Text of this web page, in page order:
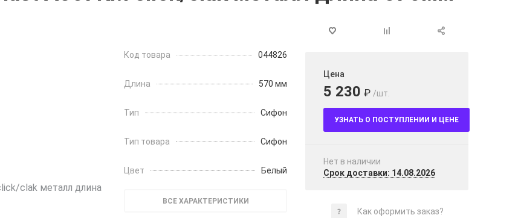
Код товара 044826
Длина 570 мм
Тип Сифон
Тип товара Сифон
Цвет Белый
ВСЕ ХАРАКТЕРИСТИКИ
Цена
5 230 ₽ /шт.
УЗНАТЬ О ПОСТУПЛЕНИИ И ЦЕНЕ
Нет в наличии
Срок доставки: 14.08.2026
Как оформить заказ?